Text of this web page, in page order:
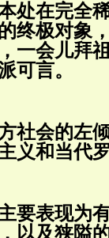
在完全
终极对象
一会儿拜
可言。
会的左
义和当代
表现为
以及狭隘